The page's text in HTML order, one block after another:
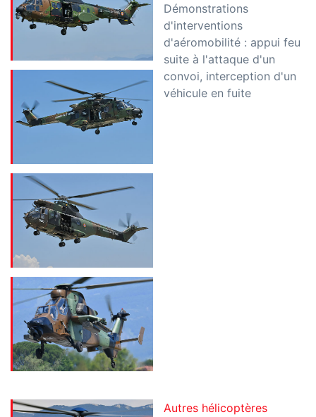
Démonstrations
d'interventions
d'aéromobilité : appui feu
suite à l'attaque d'un
convoi, interception d'un
véhicule en fuite
Autres hélicoptères